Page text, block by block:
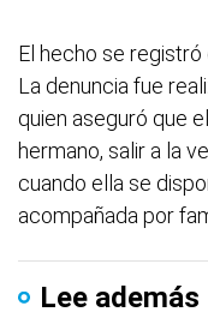
El hecho se registró
La denuncia fue
quien aseguró que
hermano, salir a la
cuando ella se
acompañada por
Lee además